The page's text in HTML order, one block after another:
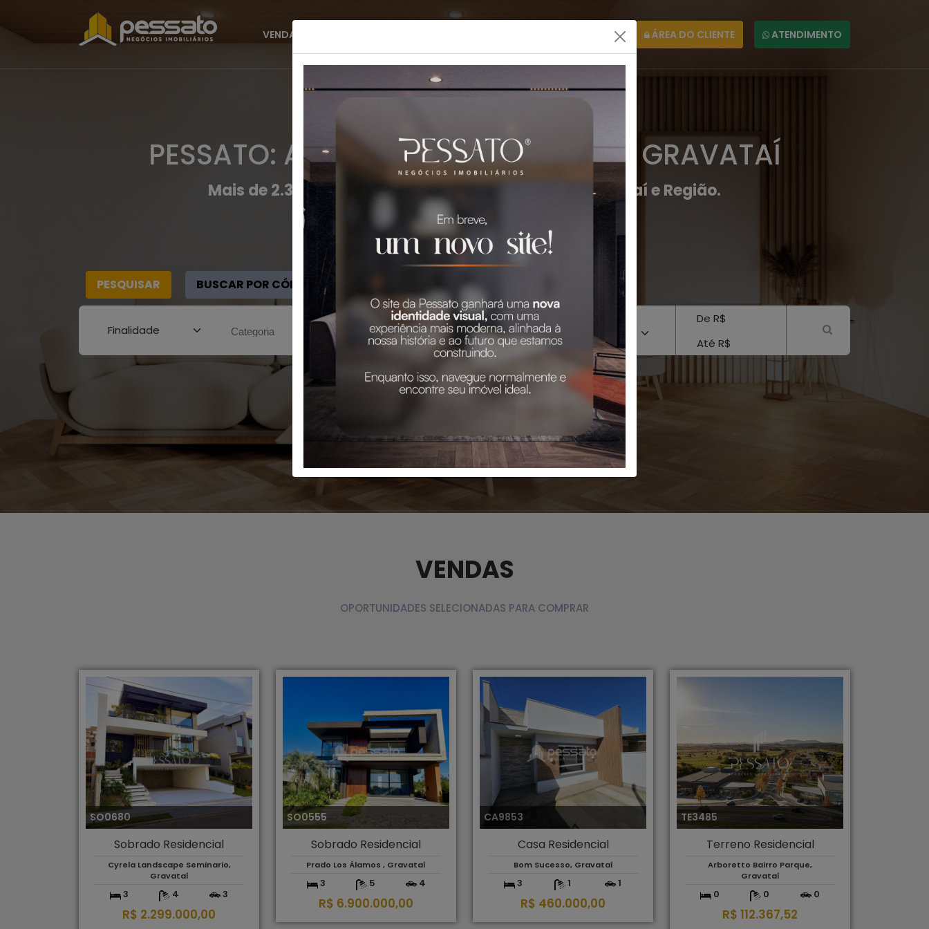
VENDAS ÁREA DO CLIENTE ATENDIMENTO
PESSATO: A MELHOR IMOBILIÁRIA EM GRAVATAÍ
Mais de 2.300 Imóveis para Venda e Aluguel em Gravataí e Região.
PESQUISAR BUSCAR POR CÓDIGO
VENDAS
OPORTUNIDADES SELECIONADAS PARA COMPRAR
SO0680
Sobrado Residencial
Cyrela Landscape Seminario,
Gravataí
3 4 3
R$ 2.299.000,00
SO0555
Sobrado Residencial
Prado Los Álamos , Gravataí
3 5 4
R$ 6.900.000,00
CA9853
Casa Residencial
Bom Sucesso, Gravataí
3 1 1
R$ 460.000,00
TE3485
Terreno Residencial
Arboretto Bairro Parque,
Gravataí
0 0 0
R$ 112.367,52